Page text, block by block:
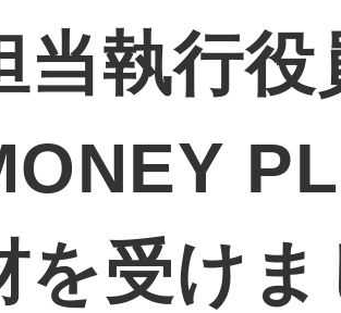
当執行役
を受け
地域に導入を
地域ごとの